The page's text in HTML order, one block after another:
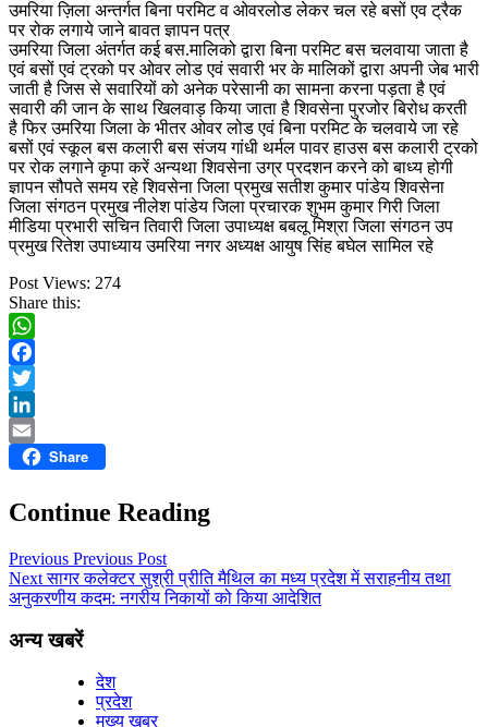
उमरिया ज़िला अन्तर्गत बिना परमिट व ओवरलोड लेकर चल रहे बसों एव ट्रैक
पर रोक लगाये जाने बावत ज्ञापन पत्र
उमरिया जिला अंतर्गत कई बस.मालिको द्वारा बिना परमिट बस चलवाया जाता है
एवं बसों एवं ट्रको पर ओवर लोड एवं सवारी भर के मालिकों द्वारा अपनी जेब भारी
जाती है जिस से सवारियों को अनेक परेसानी का सामना करना पड़ता है एवं
सवारी की जान के साथ खिलवाड़ किया जाता है शिवसेना पुरजोर बिरोध करती
है फिर उमरिया जिला के भीतर ओवर लोड एवं बिना परमिट के चलवाये जा रहे
बसों एवं स्कूल बस कलारी बस संजय गांधी थर्मल पावर हाउस बस कलारी ट्रको
पर रोक लगाने कृपा करें अन्यथा शिवसेना उग्र प्रदशन करने को बाध्य होगी
ज्ञापन सौपते समय रहे शिवसेना जिला प्रमुख सतीश कुमार पांडेय शिवसेना
जिला संगठन प्रमुख नीलेश पांडेय जिला प्रचारक शुभम कुमार गिरी जिला
मीडिया प्रभारी सचिन तिवारी जिला उपाध्यक्ष बबलू मिश्रा जिला संगठन उप
प्रमुख रितेश उपाध्याय उमरिया नगर अध्यक्ष आयुष सिंह बघेल सामिल रहे
Post Views: 274
Share this:
WhatsApp
Facebook
Twitter
LinkedIn
Email Share
Continue Reading
Previous Previous Post
Nextसागर कलेक्टर सुश्री प्रीति मैथिल का मध्य प्रदेश में सराहनीय तथा
अनुकरणीय कदम: नगरीय निकायों को किया आदेशित
अन्य खबरें
देश
प्रदेश
मुख्य ख़बर